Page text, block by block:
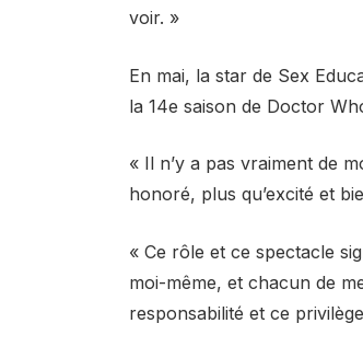
voir. »
En mai, la star de Sex
la 14e saison de Doctor
« Il n’y a pas vraiment de
honoré, plus qu’excité et
« Ce rôle et ce spectacle
moi-même, et chacun de
responsabilité et ce